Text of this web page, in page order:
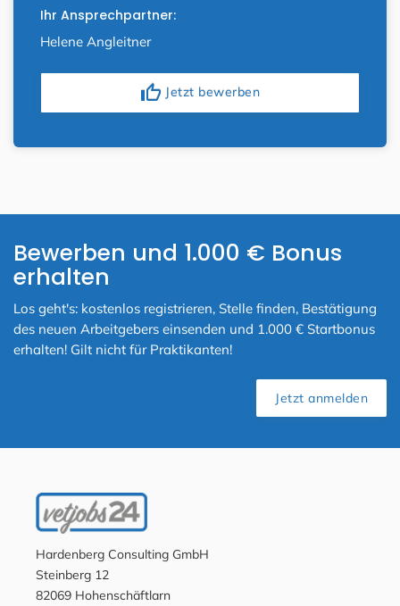
Ihr Ansprechpartner:
Helene Angleitner
thumb_up Jetzt bewerben
Bewerben und 1.000 € Bonus
erhalten
Los geht's: kostenlos registrieren, Stelle finden, Bestätigung
des neuen Arbeitgebers einsenden und 1.000 € Startbonus
erhalten! Gilt nicht für Praktikanten!
Jetzt anmelden
Hardenberg Consulting GmbH
Steinberg 12
82069 Hohenschäftlarn